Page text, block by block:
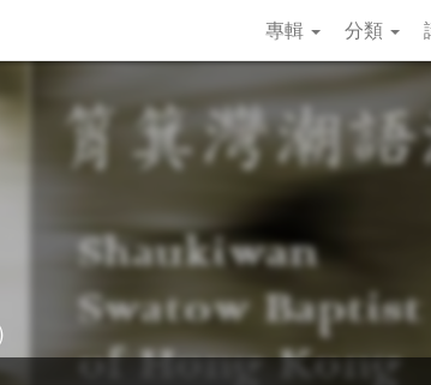
專輯 分類